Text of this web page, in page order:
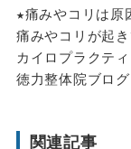
★痛みやコリは原
痛みやコリが起
カイロプラクテ
徳力整体院ブログ
関連記事